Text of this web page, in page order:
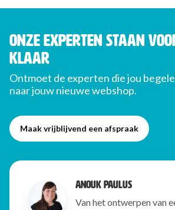
ONZE EXPERTEN STAAN
KLAAR
Ontmoet de experten die jou
naar jouw nieuwe webshop.
Maak vrijblijvend een afspraak
Anouk Paulus
Van het ontwerpen van